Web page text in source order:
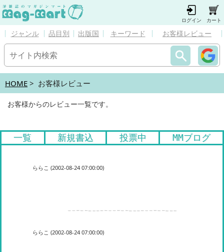
ログイン カート
ジャンル 品目別 出版国 キーワード お客様レビュー
HOME > お客様レビュー
お客様からのレビュー一覧です。
一覧 新規書込 投票中 MMブログ
ららこ (2002-08-24 07:00:00)
ららこ (2002-08-24 07:00:00)